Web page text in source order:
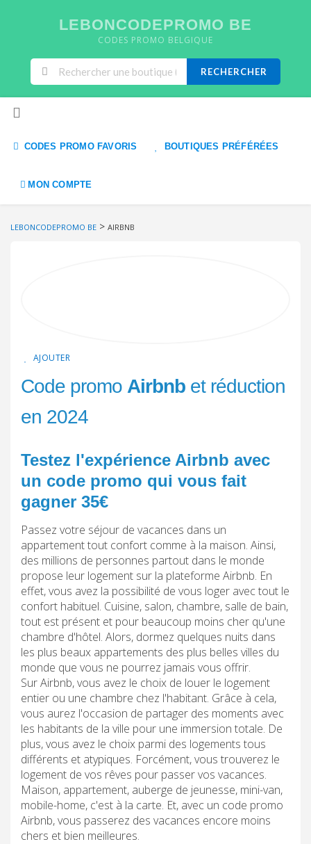
LEBONCODEPROMO BE
CODES PROMO BELGIQUE
RECHERCHER
CODES PROMO FAVORIS BOUTIQUES PRÉFÉRÉES
MON COMPTE
LEBONCODEPROMO BE > AIRBNB
AJOUTER
Code promo Airbnb et réduction
en 2024
Testez l'expérience Airbnb avec
un code promo qui vous fait
gagner 35€
Passez votre séjour de vacances dans un
appartement tout confort comme à la maison. Ainsi,
des millions de personnes partout dans le monde
propose leur logement sur la plateforme Airbnb. En
effet, vous avez la possibilité de vous loger avec tout le
confort habituel. Cuisine, salon, chambre, salle de bain,
tout est présent et pour beaucoup moins cher qu'une
chambre d'hôtel. Alors, dormez quelques nuits dans
les plus beaux appartements des plus belles villes du
monde que vous ne pourrez jamais vous offrir.
Sur Airbnb, vous avez le choix de louer le logement
entier ou une chambre chez l'habitant. Grâce à cela,
vous aurez l'occasion de partager des moments avec
les habitants de la ville pour une immersion totale. De
plus, vous avez le choix parmi des logements tous
différents et atypiques. Forcément, vous trouverez le
logement de vos rêves pour passer vos vacances.
Maison, appartement, auberge de jeunesse, mini-van,
mobile-home, c'est à la carte. Et, avec un code promo
Airbnb, vous passerez des vacances encore moins
chers et bien meilleures.